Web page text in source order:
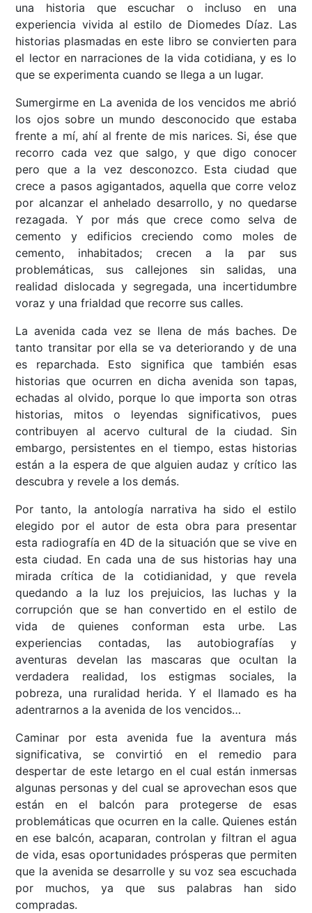
una historia que escuchar o incluso en una
experiencia vivida al estilo de Diomedes Díaz. Las
historias plasmadas en este libro se convierten para
el lector en narraciones de la vida cotidiana, y es lo
que se experimenta cuando se llega a un lugar.
Sumergirme en La avenida de los vencidos me abrió
los ojos sobre un mundo desconocido que estaba
frente a mí, ahí al frente de mis narices. Si, ése que
recorro cada vez que salgo, y que digo conocer
pero que a la vez desconozco. Esta ciudad que
crece a pasos agigantados, aquella que corre veloz
por alcanzar el anhelado desarrollo, y no quedarse
rezagada. Y por más que crece como selva de
cemento y edificios creciendo como moles de
cemento, inhabitados; crecen a la par sus
problemáticas, sus callejones sin salidas, una
realidad dislocada y segregada, una incertidumbre
voraz y una frialdad que recorre sus calles.
La avenida cada vez se llena de más baches. De
tanto transitar por ella se va deteriorando y de una
es reparchada. Esto significa que también esas
historias que ocurren en dicha avenida son tapas,
echadas al olvido, porque lo que importa son otras
historias, mitos o leyendas significativos, pues
contribuyen al acervo cultural de la ciudad. Sin
embargo, persistentes en el tiempo, estas historias
están a la espera de que alguien audaz y crítico las
descubra y revele a los demás.
Por tanto, la antología narrativa ha sido el estilo
elegido por el autor de esta obra para presentar
esta radiografía en 4D de la situación que se vive en
esta ciudad. En cada una de sus historias hay una
mirada crítica de la cotidianidad, y que revela
quedando a la luz los prejuicios, las luchas y la
corrupción que se han convertido en el estilo de
vida de quienes conforman esta urbe. Las
experiencias contadas, las autobiografías y
aventuras develan las mascaras que ocultan la
verdadera realidad, los estigmas sociales, la
pobreza, una ruralidad herida. Y el llamado es ha
adentrarnos a la avenida de los vencidos…
Caminar por esta avenida fue la aventura más
significativa, se convirtió en el remedio para
despertar de este letargo en el cual están inmersas
algunas personas y del cual se aprovechan esos que
están en el balcón para protegerse de esas
problemáticas que ocurren en la calle. Quienes están
en ese balcón, acaparan, controlan y filtran el agua
de vida, esas oportunidades prósperas que permiten
que la avenida se desarrolle y su voz sea escuchada
por muchos, ya que sus palabras han sido
compradas.